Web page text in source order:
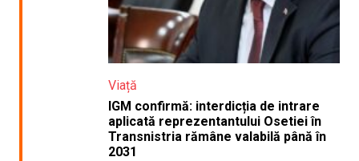
Viață
IGM confirmă: interdicția de intrare
aplicată reprezentantului Osetiei în
Transnistria rămâne valabilă până în
2031